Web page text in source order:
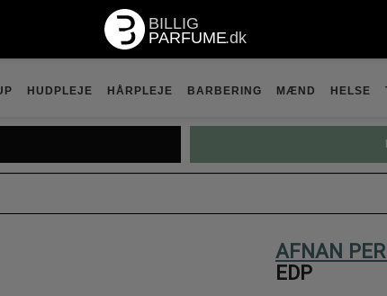
HUDPLEJE HÅRPLEJE BARBERING MÆND HELSE
AFNAN
EDP